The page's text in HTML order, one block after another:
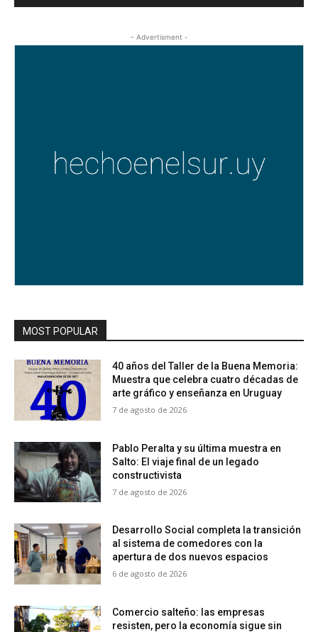
- Advertisment -
MOST POPULAR
40 años del Taller de la Buena Memoria:
Muestra que celebra cuatro décadas de
arte gráfico y enseñanza en Uruguay
7 de agosto de 2026
Pablo Peralta y su última muestra en
Salto: El viaje final de un legado
constructivista
7 de agosto de 2026
Desarrollo Social completa la transición
al sistema de comedores con la
apertura de dos nuevos espacios
6 de agosto de 2026
Comercio salteño: las empresas
resisten, pero la economía sigue sin